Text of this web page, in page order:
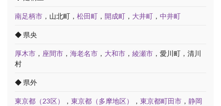
南足柄市 ，山北町， 松田町 ， 開成町 ， 大井町 ， 中井町
◆ 県央
厚木市 ， 座間市 ， 海老名市 ， 大和市 ， 綾瀬市 ，愛川町，清川
村
◆ 県外
東京都（23区） ， 東京都（多摩地区） ， 東京都町田市 ， 静岡